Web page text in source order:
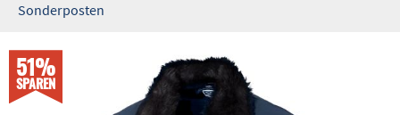
Sonderposten
51%
SPAREN